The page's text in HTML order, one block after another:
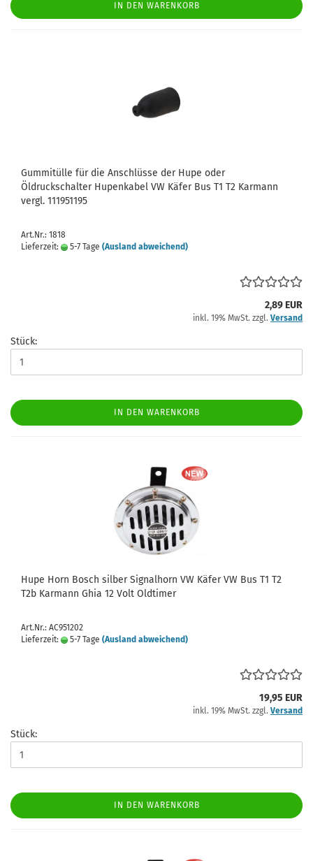
IN DEN WARENKORB
Gummitülle für die Anschlüsse der Hupe oder
Öldruckschalter Hupenkabel VW Käfer Bus T1 T2 Karmann
vergl. 111951195
Art.Nr.: 1818
Lieferzeit:
5-7 Tage (Ausland abweichend)
2,89 EUR
inkl. 19% MwSt. zzgl. Versand
Stück:
IN DEN WARENKORB
Hupe Horn Bosch silber Signalhorn VW Käfer VW Bus T1 T2
T2b Karmann Ghia 12 Volt Oldtimer
Art.Nr.: AC951202
Lieferzeit:
5-7 Tage (Ausland abweichend)
19,95 EUR
inkl. 19% MwSt. zzgl. Versand
Stück:
IN DEN WARENKORB